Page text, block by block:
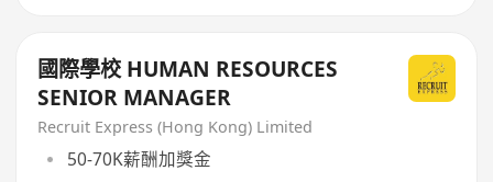
國際學校 HUMAN RESOURCES
SENIOR MANAGER
Recruit Express (Hong Kong) Limited
50-70K薪酬加獎金